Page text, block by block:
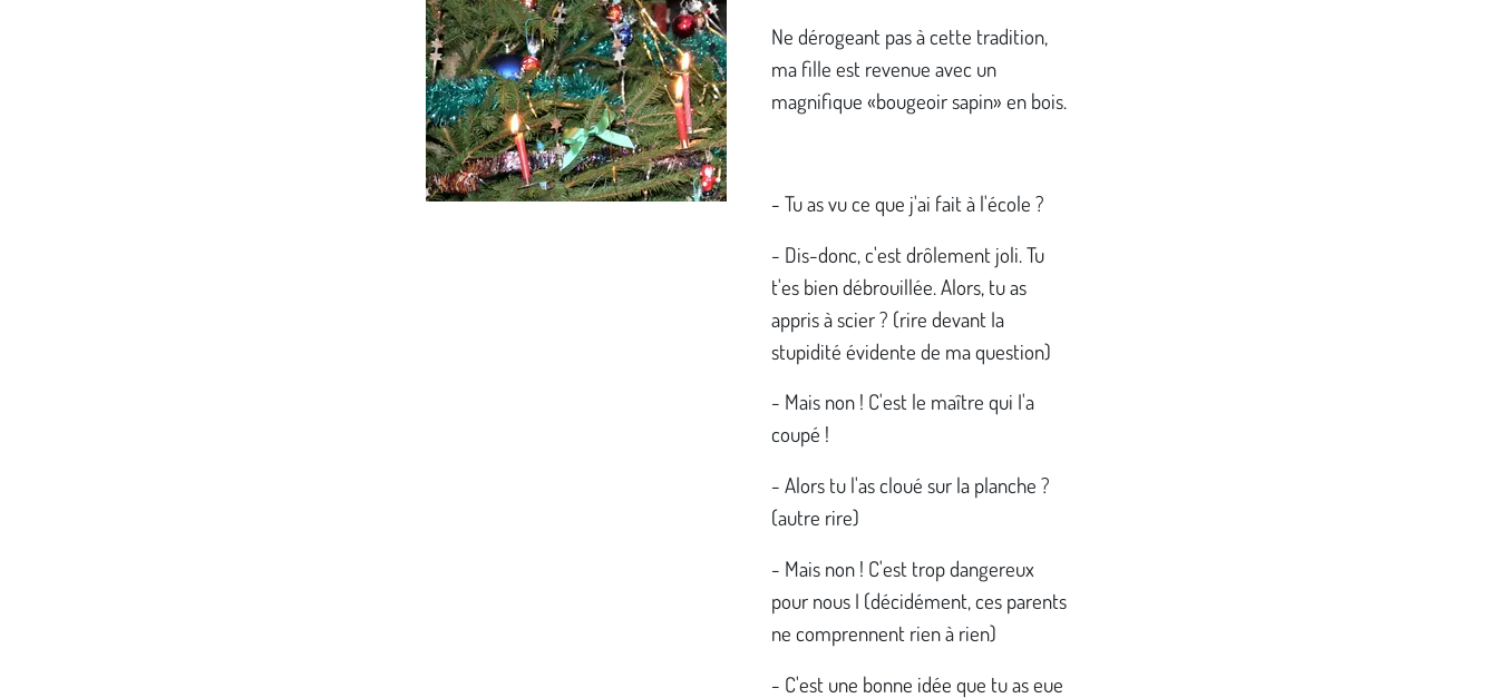
Ne dérogeant pas à cette tradition,
ma fille est revenue avec un
magnifique «bougeoir sapin» en bois.
- Tu as vu ce que j'ai fait à l'école ?
- Dis-donc, c'est drôlement joli. Tu
t'es bien débrouillée. Alors, tu as
appris à scier ? (rire devant Ia
stupidité évidente de ma question)
- Mais non ! C'est le maître qui I'a
coupé !
- Alors tu l'as cloué sur la planche ?
(autre rire)
- Mais non ! C'est trop dangereux
pour nous I (décidément, ces parents
ne comprennent rien à rien)
- C'est une bonne idée que tu as eue